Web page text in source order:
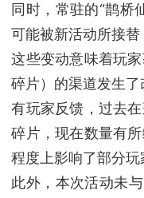
同时，常驻的“鹊桥
可能被新活动所接替
这些变动意味着玩
碎片）的渠道发生了
有玩家反馈，过去
碎片，现在数量有
程度上影响了部分玩
此外，本次活动未